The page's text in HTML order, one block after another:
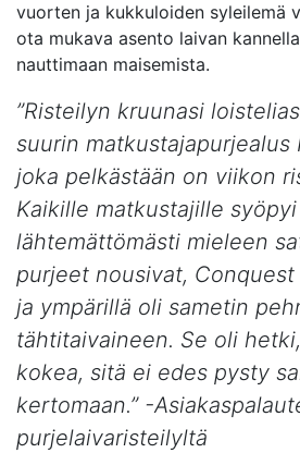
vuorten ja kukkuloiden syleilemä
ota mukava asento laivan
nauttimaan maisemista.
”Risteilyn kruunasi
suurin matkustajapurjealus
joka pelkästään on viikon
Kaikille matkustajille
lähtemättömästi mieleen
purjeet nousivat,
ja ympärillä oli sametin
tähtitaivaineen. Se oli
kokea, sitä ei edes pysty
kertomaan.” -
purjelaivaristeilyltä